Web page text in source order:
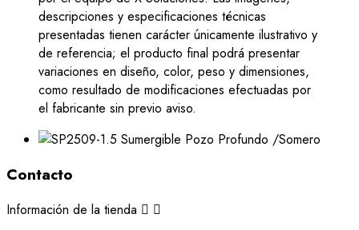
descripciones y especificaciones técnicas
presentadas tienen carácter únicamente ilustrativo y
de referencia; el producto final podrá presentar
variaciones en diseño, color, peso y dimensiones,
como resultado de modificaciones efectuadas por
el fabricante sin previo aviso.
Contacto
Información de la tienda  